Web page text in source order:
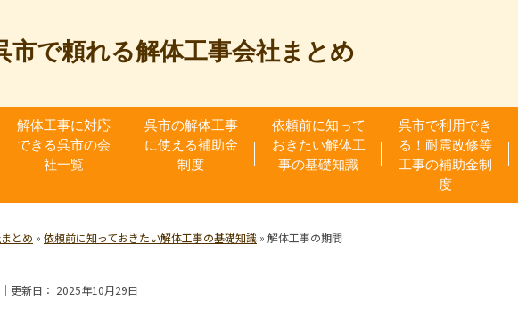
市で頼れる解体工事会社まとめ
解体工事に対応
できる呉市の会
社一覧
呉市の解体工事
に使える補助金
制度
依頼前に知って
おきたい解体工
事の基礎知識
呉市で利用でき
る！耐震改修等
工事の補助金制
度
とめ » 依頼前に知っておきたい解体工事の基礎知識 » 解体工事の期間
｜更新日： 2025年10月29日